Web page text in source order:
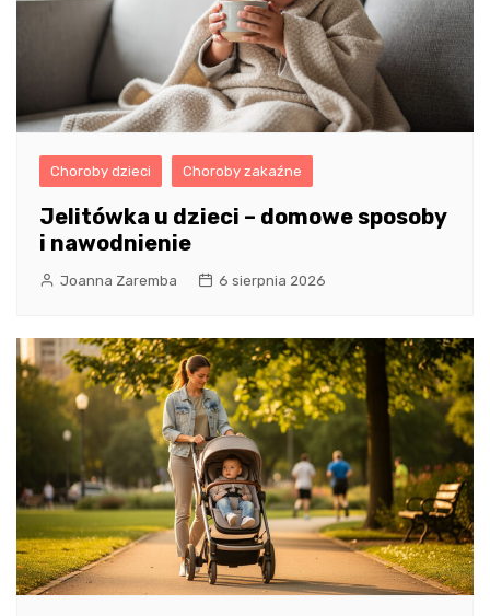
Choroby dzieci Choroby zakaźne
Jelitówka u dzieci – domowe sposoby
i nawodnienie
Joanna Zaremba 6 sierpnia 2026